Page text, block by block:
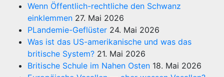
Wenn Öffentlich-rechtliche den Schwanz
einklemmen 27. Mai 2026
PLandemie-Geflüster 24. Mai 2026
Was ist das US-amerikanische und was das
britische System? 21. Mai 2026
Britische Schule im Nahen Osten 18. Mai 2026